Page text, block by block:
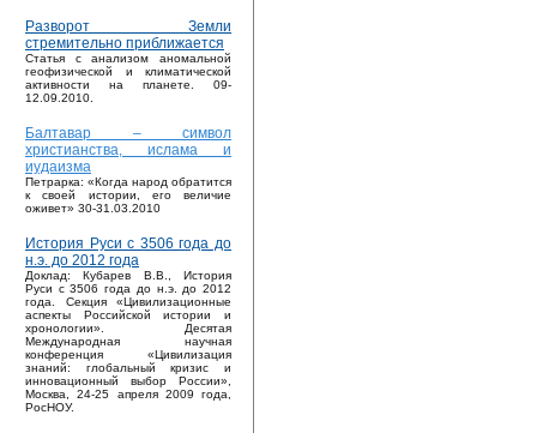
Разворот Земли
стремительно приближается
Статья с анализом аномальной
геофизической и климатической
активности на планете. 09-
12.09.2010.
Балтавар – символ
христианства, ислама и
иудаизма
Петрарка: «Когда народ обратится
к своей истории, его величие
оживет» 30-31.03.2010
История Руси с 3506 года до
н.э. до 2012 года
Доклад: Кубарев В.В., История
Руси с 3506 года до н.э. до 2012
года. Секция «Цивилизационные
аспекты Российской истории и
хронологии». Десятая
Международная научная
конференция «Цивилизация
знаний: глобальный кризис и
инновационный выбор России»,
Москва, 24-25 апреля 2009 года,
РосНОУ.